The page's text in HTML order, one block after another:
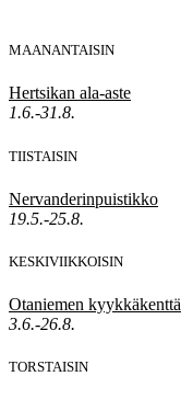
MAANANTAISIN
Hertsikan ala-aste
1.6.-31.8.
TIISTAISIN
Nervanderinpuistikko
19.5.-25.8.
KESKIVIIKKOISIN
Otaniemen kyykkäkenttä
3.6.-26.8.
TORSTAISIN